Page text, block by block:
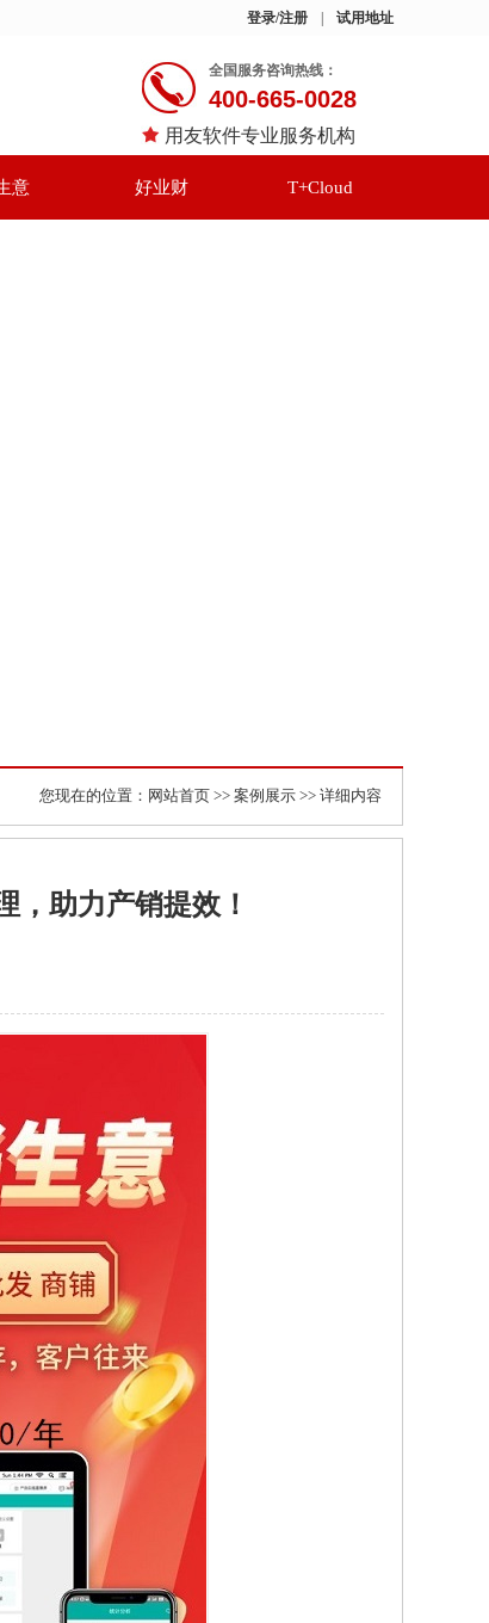
登录/注册 试用地址
全国服务咨询热线：
400-665-0028
用友软件专业服务机构
意 好业财 T+Cloud
您现在的位置： 网站首页 >> 案例展示 >> 详细内容
，助力产销提效！